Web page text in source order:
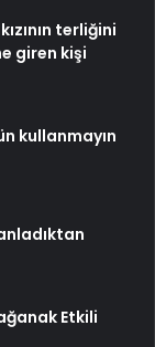
terliğini
giren kişi
kullanmayın
Etkili